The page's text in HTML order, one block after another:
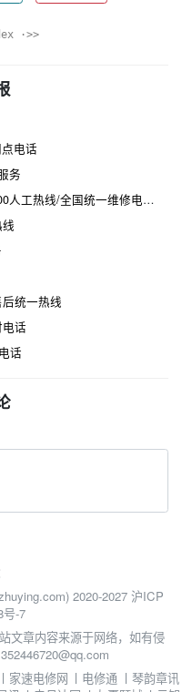
·>>
电话
务
热线/全国统一维修电话是多少
统一热线
话
话
2020-2027 沪ICP
号-7
文章内容来源于网络，如有侵
丨 家速电修网 丨 电修通 丨琴韵章讯